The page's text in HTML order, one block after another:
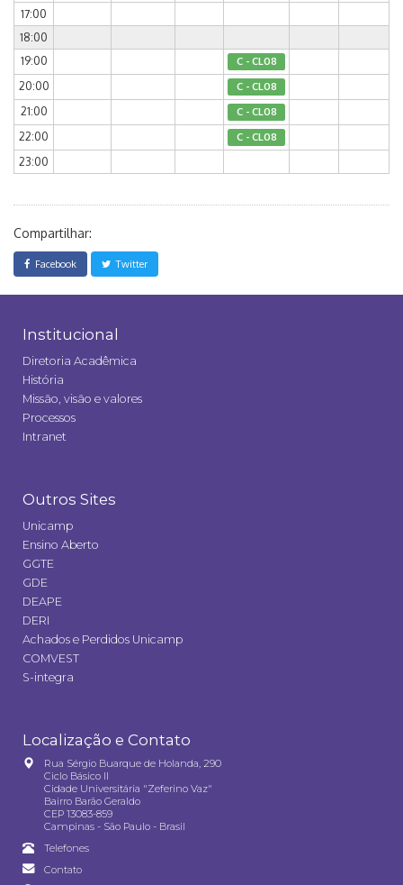
17:00
18:00
19:00
C - CL08
20:00 C - CL08
21:00 C - CL08
22:00 C - CL08
23:00
Compartilhar:
Facebook Twitter
Institucional
Diretoria Acadêmica
História
Missão, visão e valores
Processos
Intranet
Outros Sites
Unicamp
Ensino Aberto
GGTE
GDE
DEAPE
DERI
Achados e Perdidos Unicamp
COMVEST
S-integra
Localização e Contato
Rua Sérgio Buarque de Holanda, 290
Ciclo Básico II
Cidade Universitária "Zeferino Vaz"
Bairro Barão Geraldo
CEP 13083-859
Campinas - São Paulo - Brasil
Telefones
Contato